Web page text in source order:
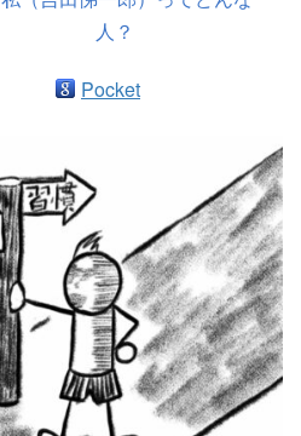
人？
Pocket